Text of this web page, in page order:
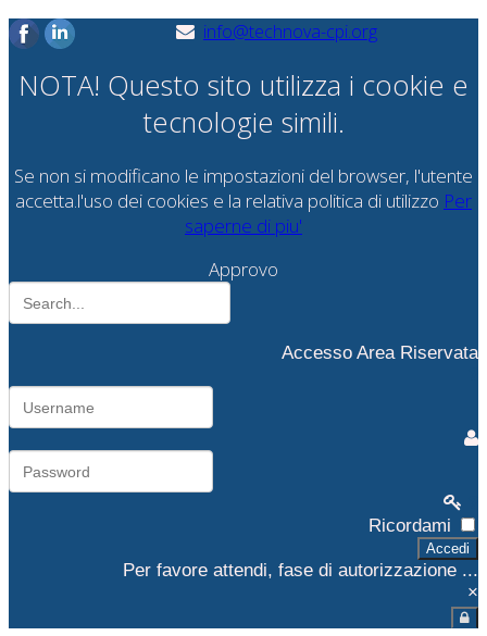
info@technova-cpi.org
NOTA! Questo sito utilizza i cookie e
tecnologie simili.
Se non si modificano le impostazioni del browser, l'utente
accetta.l'uso dei cookies e la relativa politica di utilizzo Per
saperne di piu'
Approvo
Accesso Area Riservata
Ricordami
Accedi
Per favore attendi, fase di autorizzazione ...
×